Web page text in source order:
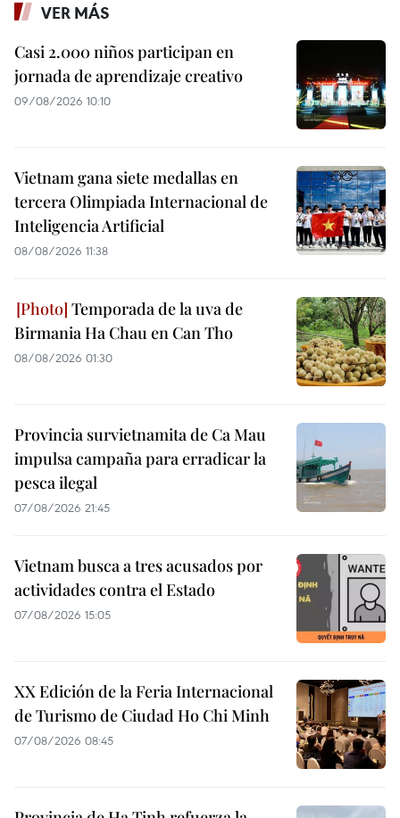
VER MÁS
Casi 2.000 niños participan en
jornada de aprendizaje creativo
09/08/2026 10:10
Vietnam gana siete medallas en
tercera Olimpiada Internacional de
Inteligencia Artificial
08/08/2026 11:38
Temporada de la uva de
Birmania Ha Chau en Can Tho
08/08/2026 01:30
Provincia survietnamita de Ca Mau
impulsa campaña para erradicar la
pesca ilegal
07/08/2026 21:45
Vietnam busca a tres acusados por
actividades contra el Estado
07/08/2026 15:05
XX Edición de la Feria Internacional
de Turismo de Ciudad Ho Chi Minh
07/08/2026 08:45